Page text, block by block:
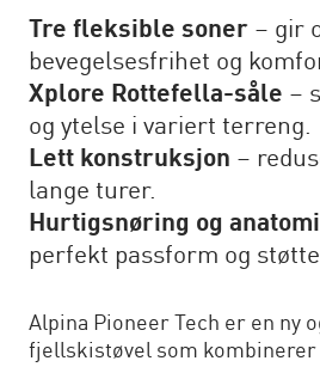
Tre fleksible soner – gir
bevegelsesfrihet og
Xplore Rottefella-såle –
og ytelse i variert terreng.
Lett konstruksjon –
lange turer.
Hurtigsnøring og
perfekt passform og
Alpina Pioneer Tech er en ny
fjellskistøvel som kombinerer